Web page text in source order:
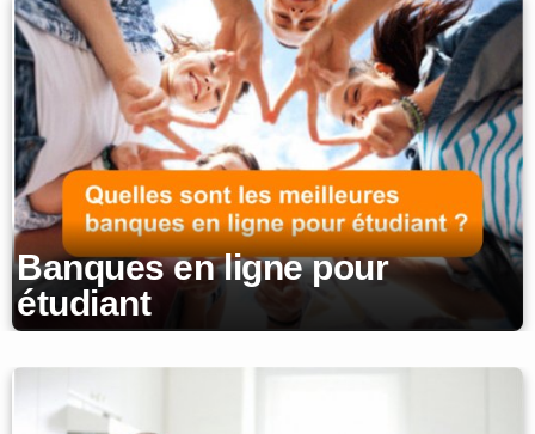
Banques en ligne pour
étudiant